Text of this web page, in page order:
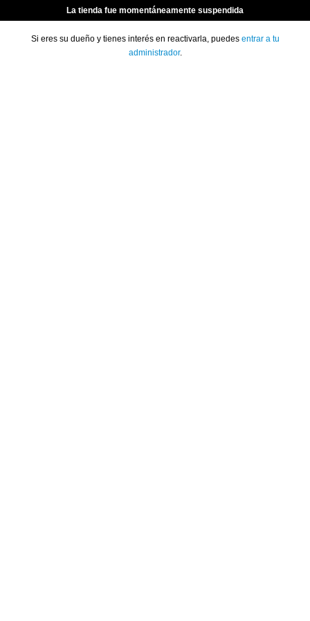
La tienda fue momentáneamente suspendida
Si eres su dueño y tienes interés en reactivarla, puedes entrar a tu
administrador.